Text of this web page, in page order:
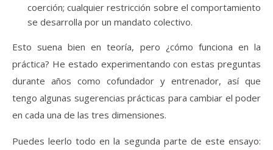
coerción; cualquier restricción sobre el comportamiento
se desarrolla por un mandato colectivo.
Esto suena bien en teoría, pero ¿cómo funciona en la
práctica? He estado experimentando con estas preguntas
durante años como cofundador y entrenador, así que
tengo algunas sugerencias prácticas para cambiar el poder
en cada una de las tres dimensiones.
Puedes leerlo todo en la segunda parte de este ensayo: